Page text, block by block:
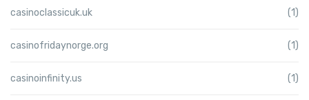
casinoclassicuk.uk (1)
casinofridaynorge.org (1)
casinoinfinity.us (1)